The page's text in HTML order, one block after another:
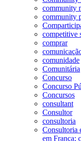
community
community
competitive
comprar
comunidade
Comunitária
Concurso
Concurso
Concursos
consultant
Consultor
consultoria
Consultoria
em França;